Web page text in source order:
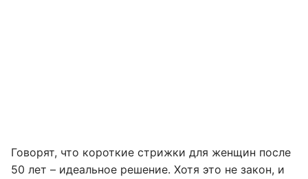
Говорят, что короткие стрижки для женщин после
50 лет – идеальное решение. Хотя это не закон, и